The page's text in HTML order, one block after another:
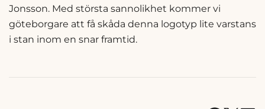
Jonsson. Med största sannolikhet kommer vi
göteborgare att få skåda denna logotyp lite varstans
i stan inom en snar framtid.